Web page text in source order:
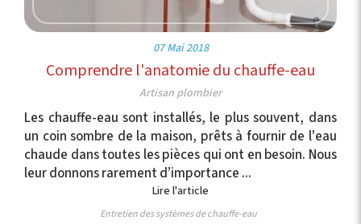
07 Mai 2018
Comprendre l'anatomie du chauffe-eau
Artisan plombier
Les chauffe-eau sont installés, le plus souvent, dans
un coin sombre de la maison, prêts à fournir de l'eau
chaude dans toutes les pièces qui ont en besoin. Nous
leur donnons rarement d’importance ...
Lire l'article
Entretien des systèmes de chauffe-eau